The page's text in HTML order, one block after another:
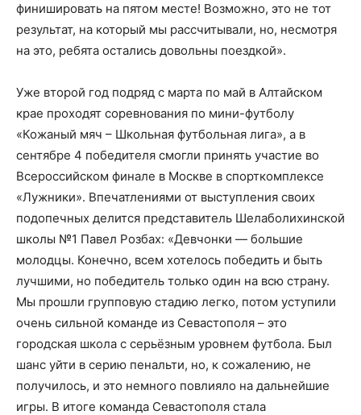
финишировать на пятом месте! Возможно, это не тот
результат, на который мы рассчитывали, но, несмотря
на это, ребята остались довольны поездкой».
Уже второй год подряд с марта по май в Алтайском
крае проходят соревнования по мини-футболу
«Кожаный мяч – Школьная футбольная лига», а в
сентябре 4 победителя смогли принять участие во
Всероссийском финале в Москве в спорткомплексе
«Лужники». Впечатлениями от выступления своих
подопечных делится представитель Шелаболихинской
школы №1 Павел Розбах: «Девчонки — большие
молодцы. Конечно, всем хотелось победить и быть
лучшими, но победитель только один на всю страну.
Мы прошли групповую стадию легко, потом уступили
очень сильной команде из Севастополя – это
городская школа с серьёзным уровнем футбола. Был
шанс уйти в серию пенальти, но, к сожалению, не
получилось, и это немного повлияло на дальнейшие
игры. В итоге команда Севастополя стала